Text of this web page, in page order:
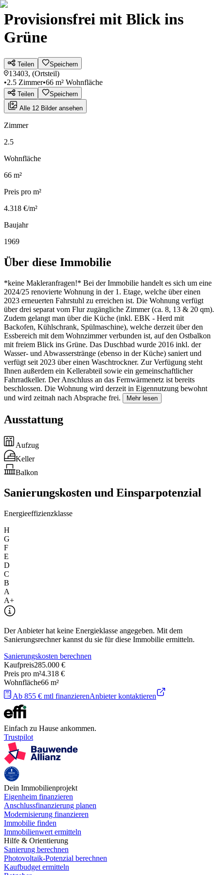
Provisionsfrei mit Blick ins
Grüne
Teilen Speichern
13403, (Ortsteil)
•2.5 Zimmer•66 m² Wohnfläche
Teilen
Speichern
Alle 12 Bilder ansehen
Zimmer
2.5
Wohnfläche
66 m²
Preis pro m²
4.318 €/m²
Baujahr
1969
Über diese Immobilie
*keine Makleranfragen!* Bei der Immobilie handelt es sich um eine
2024/25 renovierte Wohnung in der 1. Etage, welche über einen
2023 erneuerten Fahrstuhl zu erreichen ist. Die Wohnung verfügt
über drei separat vom Flur zugängliche Zimmer (ca. 8, 13 & 20 qm).
Zudem gelangt man über die Küche (inkl. EBK - Herd mit
Backofen, Kühlschrank, Spülmaschine), welche derzeit über den
Essbereich mit dem Wohnzimmer verbunden ist, auf den Ostbalkon
mit freiem Blick ins Grüne. Das Duschbad wurde 2016 inkl. der
Wasser- und Abwasserstränge (ebenso in der Küche) saniert und
verfügt seit 2023 über einen Waschtrockner. Zur Verfügung steht
Ihnen außerdem ein Kellerabteil sowie ein gemeinschaftlicher
Fahrradkeller. Der Anschluss an das Fernwärmenetz ist bereits
beschlossen. Die Wohnung wird derzeit in Eigennutzung bewohnt
und wird zeitnah nach Absprache frei.
Mehr lesen
Ausstattung
Aufzug
Keller
Balkon
Sanierungskosten und Einsparpotenzial
Energieeffizienzklasse
H
G
F
E
D
C
B
A
A+
Der Anbieter hat keine Energieklasse angegeben. Mit dem
Sanierungsrechner kannst du sie für diese Immobilie ermitteln.
Sanierungskosten berechnen
Kaufpreis285.000 €
Preis pro m²4.318 €
Wohnfläche66 m²
Ab 855 € mtl finanzierenAnbieter kontaktieren
Einfach zu Hause ankommen.
Trustpilot
Dein Immobilienprojekt
Eigenheim finanzieren
Anschlussfinanzierung planen
Modernisierung finanzieren
Immobilie finden
Immobilienwert ermitteln
Hilfe & Orientierung
Sanierung berechnen
Photovoltaik-Potenzial berechnen
Kaufbudget ermitteln